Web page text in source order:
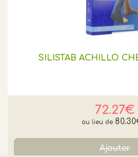
SILISTAB ACHILLO
72.27€
Ajouter